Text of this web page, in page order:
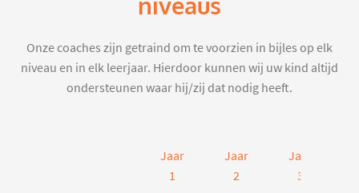
niveaus
Onze coaches zijn getraind om te voorzien in bijles op elk
niveau en in elk leerjaar. Hierdoor kunnen wij uw kind altijd
ondersteunen waar hij/zij dat nodig heeft.
Jaar
1
Jaar
2
Jaar
3